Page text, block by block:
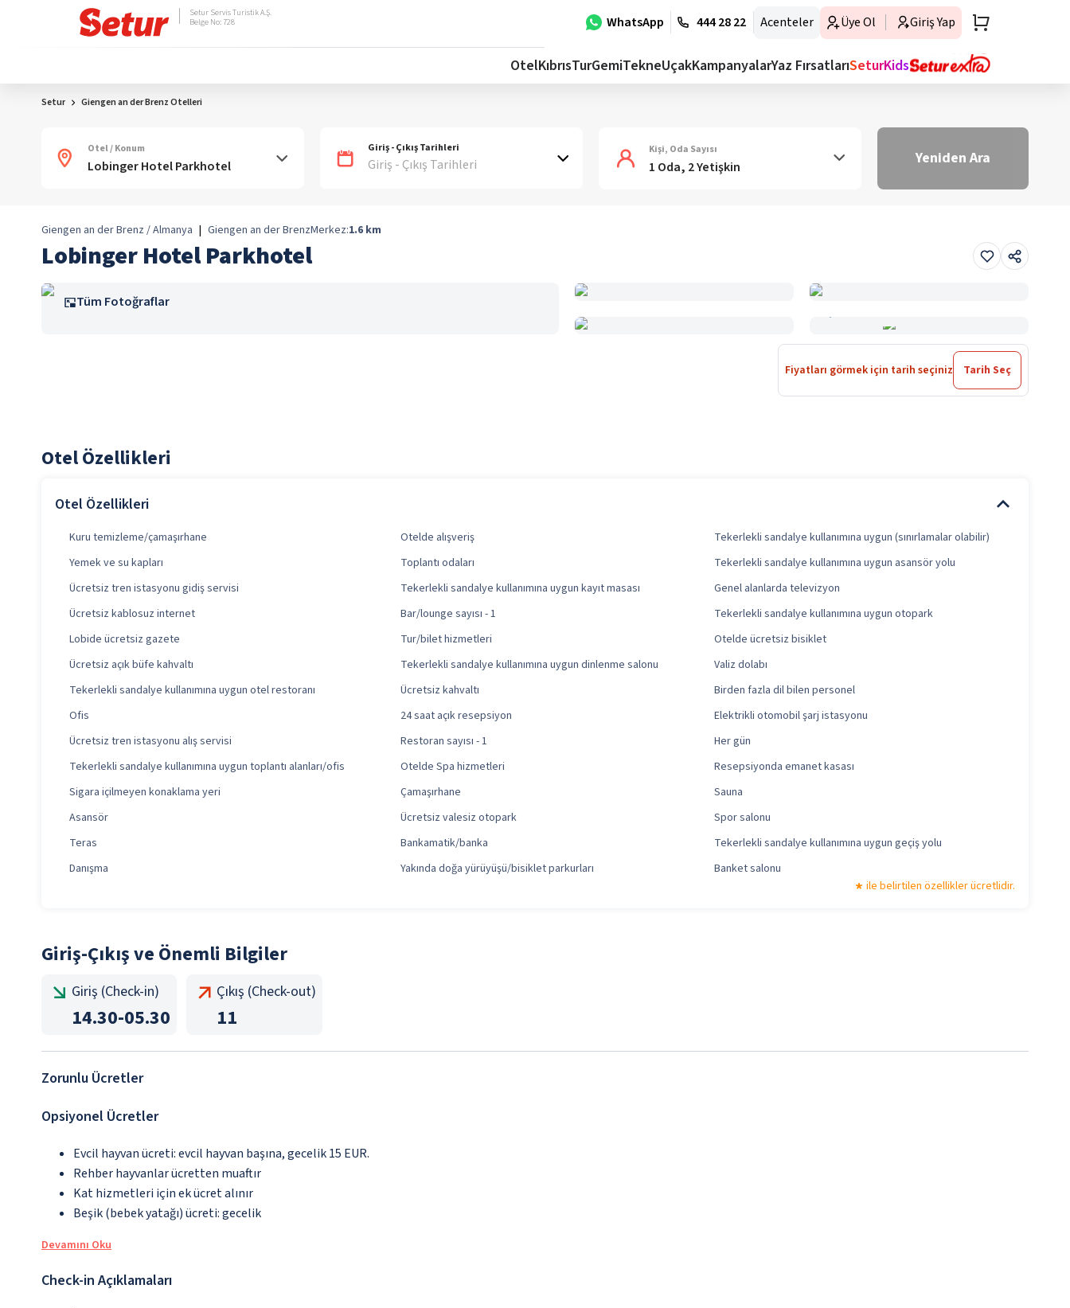
WhatsApp 444 28 22 Acenteler Üye Ol Giriş Yap
Setur Servis Turistik A.Ş.
Belge No: 728
OtelKıbrısTurGemiTekneUçakKampanyalarYaz FırsatlarıSeturKids
Setur Giengen an der Brenz Otelleri
Otel / Konum Giriş - Çıkış Tarihleri
Giriş - Çıkış Tarihleri
Kişi, Oda Sayısı
1 Oda, 2 Yetişkin Yeniden Ara
Giengen an der Brenz / Almanya | Giengen an der BrenzMerkez:1.6 km
Lobinger Hotel Parkhotel
Tüm Fotoğraflar
Fiyatları görmek için tarih seçiniz Tarih Seç
Otel Özellikleri
Otel Özellikleri
Kuru temizleme/çamaşırhane Otelde alışveriş
Tekerlekli sandalye kullanımına uygun (sınırlamalar olabilir)
Yemek ve su kapları
Toplantı odaları
Tekerlekli sandalye kullanımına uygun asansör yolu
Ücretsiz tren istasyonu gidiş servisi
Tekerlekli sandalye kullanımına uygun kayıt masası
Genel alanlarda televizyon
Ücretsiz kablosuz internet
Bar/lounge sayısı - 1
Tekerlekli sandalye kullanımına uygun otopark
Lobide ücretsiz gazete
Tur/bilet hizmetleri
Otelde ücretsiz bisiklet
Ücretsiz açık büfe kahvaltı
Tekerlekli sandalye kullanımına uygun dinlenme salonu
Valiz dolabı
Tekerlekli sandalye kullanımına uygun otel restoranı
Ücretsiz kahvaltı
Birden fazla dil bilen personel
Ofis
24 saat açık resepsiyon
Elektrikli otomobil şarj istasyonu
Ücretsiz tren istasyonu alış servisi
Restoran sayısı - 1
Her gün
Tekerlekli sandalye kullanımına uygun toplantı alanları/ofis
Otelde Spa hizmetleri
Resepsiyonda emanet kasası
Sigara içilmeyen konaklama yeri
Çamaşırhane
Sauna
Asansör
Ücretsiz valesiz otopark
Spor salonu
Teras
Bankamatik/banka
Tekerlekli sandalye kullanımına uygun geçiş yolu
Danışma
Yakında doğa yürüyüşü/bisiklet parkurları
Banket salonu
ile belirtilen özellikler ücretlidir.
Giriş-Çıkış ve Önemli Bilgiler
Giriş (Check-in)
14.30-05.30
Çıkış (Check-out)
11
Zorunlu Ücretler
Opsiyonel Ücretler
Evcil hayvan ücreti: evcil hayvan başına, gecelik 15 EUR.
Rehber hayvanlar ücretten muaftır
Kat hizmetleri için ek ücret alınır
Beşik (bebek yatağı) ücreti: gecelik
Devamını Oku
Check-in Açıklamaları